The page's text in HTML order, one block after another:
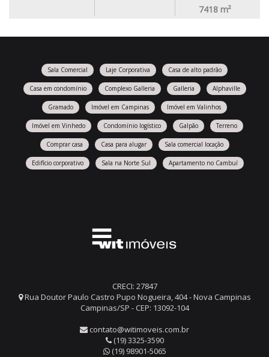
7418 m²
Sala Comercial Laje Corporativa Casa de alto padrão
Casa em condomínio Complexo Galleria Galleria Alphaville
Gramado Imóvel em Campinas Imóvel em Valinhos
Imóvel em Vinhedo Condomínio logístico Galpão Terreno
Comprar casa Casa para alugar Sala comercial locação
Edifício corporativo Sala na Norte Sul Apartamento no Cambuí
CRECI: 27847
Rua Doutor Paulo Castro Pupo Nogueira, 404 - Nova Campinas
Campinas/SP - CEP: 13092-104
contato@witimoveis.com.br
(19) 3325-3590
(19) 98901-5065